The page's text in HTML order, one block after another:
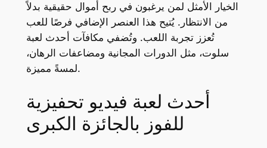
الخيار الأمثل لمن يرغبون في ربح أموال حقيقية بدلاً
من الانتظار. يُتيح هذا العنصر الإضافي فرصًا للعب
تُعزز تجربة اللعب. وتُضفي مكافآت أحدث لعبة
سلوت، مثل الدورات المجانية ومضاعفات الرهان،
لمسةً مميزة.
أحدث لعبة فيديو تحفيزية
للفوز بالجائزة الكبرى